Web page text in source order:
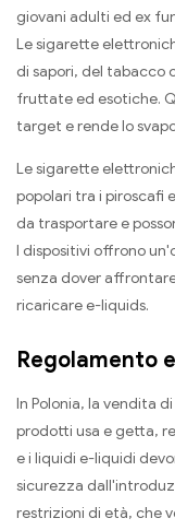
giovani adulti ed ex
Le sigarette
di sapori, del tabacco
fruttate ed esotiche.
target e rende lo
Le sigarette
popolari tra i piroscafi
da trasportare e
I dispositivi offrono
senza dover
ricaricare e-liquids.
Regolamento
In Polonia, la vendita di
prodotti usa e getta,
e i liquidi e-liquidi
sicurezza
restrizioni di età, che